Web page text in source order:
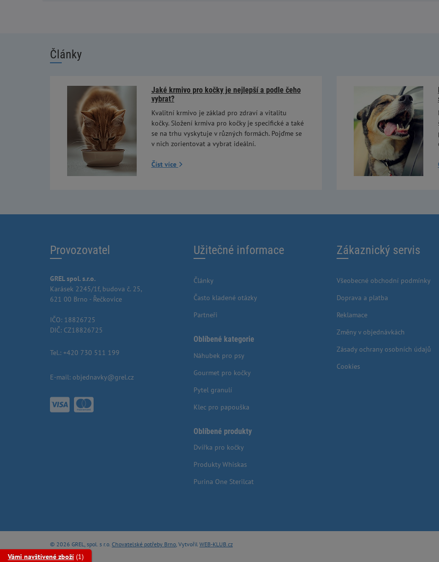
Články
Jaké krmivo pro kočky je nejlepší a podle čeho
vybrat?
Kvalitní krmivo je základ pro zdraví a vitalitu
kočky. Složení krmiva pro kočky je specifické a také
se na trhu vyskytuje v různých formách. Pojďme se
v nich zorientovat a vybrat ideální.
Číst více
Provozovatel
GREL spol. s.r.o.
Karásek 2245/1f, budova č. 25,
621 00 Brno - Řečkovice
IČO: 18826725
DIČ: CZ18826725
Tel.: +420 730 511 199
E-mail: objednavky@grel.cz
Užitečné informace
Články
Často kladené otázky
Partneři
Oblíbené kategorie
Náhubek pro psy
Gourmet pro kočky
Pytel granulí
Klec pro papouška
Oblíbené produkty
Dvířka pro kočky
Produkty Whiskas
Purina One Sterilcat
Zákaznický servis
Všeobecné obchodní podmínky
Doprava a platba
Reklamace
Změny v objednávkách
Zásady ochrany osobních údajů
Cookies
© 2026 GREL, spol. s r.o. Chovatelské potřeby Brno, Vytvořil WEB-KLUB.cz
Vámi navštívené zboží (1)